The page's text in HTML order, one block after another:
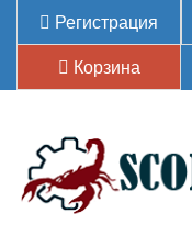
Регистрация
Корзина